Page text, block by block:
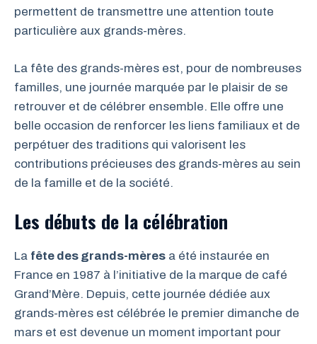
permettent de transmettre une attention toute
particulière aux grands-mères.
La fête des grands-mères est, pour de nombreuses
familles, une journée marquée par le plaisir de se
retrouver et de célébrer ensemble. Elle offre une
belle occasion de renforcer les liens familiaux et de
perpétuer des traditions qui valorisent les
contributions précieuses des grands-mères au sein
de la famille et de la société.
Les débuts de la célébration
La fête des grands-mères a été instaurée en
France en 1987 à l’initiative de la marque de café
Grand’Mère. Depuis, cette journée dédiée aux
grands-mères est célébrée le premier dimanche de
mars et est devenue un moment important pour